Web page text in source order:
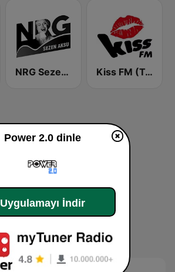
NRG Sezen Aksu Kiss FM (Türkiye)
Power 2.0 dinle
Uygulamayı İndir